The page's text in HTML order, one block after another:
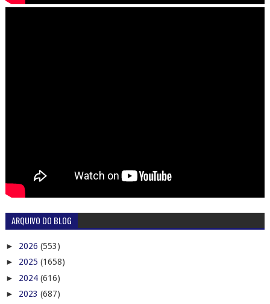
ARQUIVO DO BLOG
► 2026 (553)
► 2025 (1658)
► 2024 (616)
► 2023 (687)